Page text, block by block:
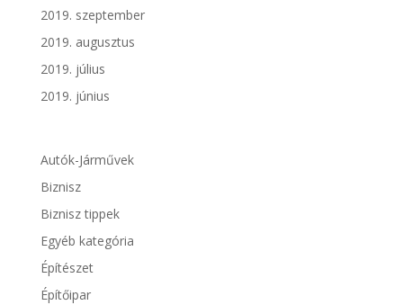
2019. szeptember
2019. augusztus
2019. július
2019. június
Autók-Járművek
Biznisz
Biznisz tippek
Egyéb kategória
Építészet
Építőipar